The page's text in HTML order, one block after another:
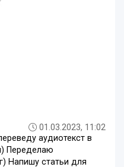
01.03.2023, 11:02
аудиотекст в
Переделаю
Напишу статьи для